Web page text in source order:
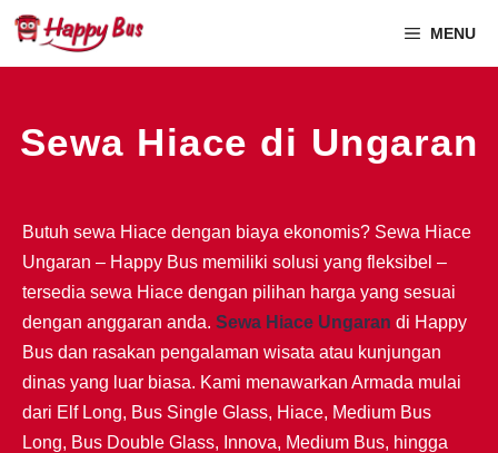
MENU
Sewa Hiace di Ungaran
Butuh sewa Hiace dengan biaya ekonomis? Sewa Hiace
Ungaran – Happy Bus memiliki solusi yang fleksibel –
tersedia sewa Hiace dengan pilihan harga yang sesuai
dengan anggaran anda. Sewa Hiace Ungaran di Happy
Bus dan rasakan pengalaman wisata atau kunjungan
dinas yang luar biasa. Kami menawarkan Armada mulai
dari Elf Long, Bus Single Glass, Hiace, Medium Bus
Long, Bus Double Glass, Innova, Medium Bus, hingga